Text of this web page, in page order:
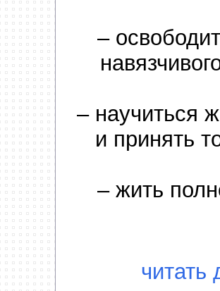
–
– научиться
и принять
– жить
читать